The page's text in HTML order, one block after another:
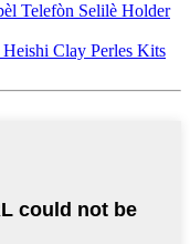
Telefòn Selilè Holder
Clay Perles Kits